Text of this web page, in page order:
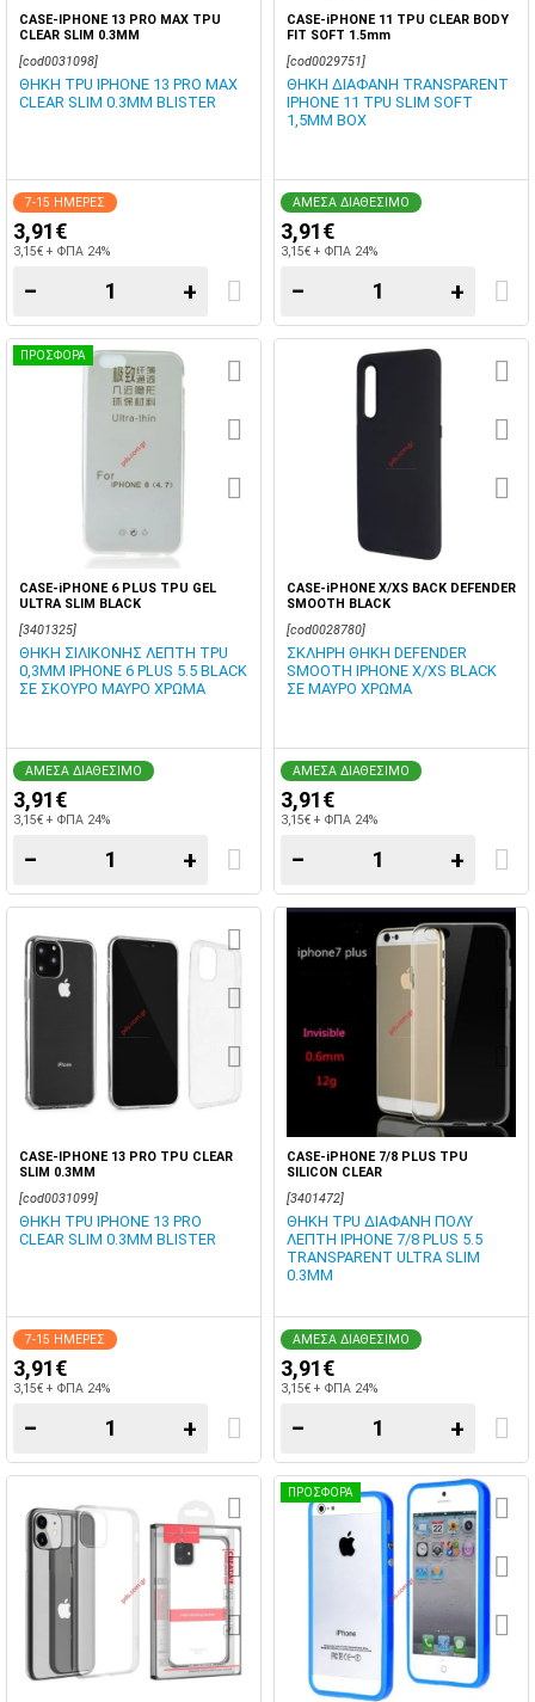
CASE-IPHONE 13 PRO MAX TPU
CLEAR SLIM 0.3MM
[cod0031098]
ΘΗΚΗ TPU IPHONE 13 PRO MAX
CLEAR SLIM 0.3MM BLISTER
7-15 ΗΜΕΡΕΣ
3,91€
3,15€ + ΦΠΑ 24%
− +
CASE-iPHONE 11 TPU CLEAR BODY
FIT SOFT 1.5mm
[cod0029751]
ΘΗΚΗ ΔΙΑΦΑΝΗ TRANSPARENT
IPHONE 11 TPU SLIM SOFT
1,5MM BOX
ΑΜΕΣΑ ΔΙΑΘΕΣΙΜΟ
3,91€
3,15€ + ΦΠΑ 24%
− +
ΠΡΟΣΦΟΡΑ
CASE-iPHONE 6 PLUS TPU GEL
ULTRA SLIM BLACK
[3401325]
ΘΗΚΗ ΣΙΛΙΚΟΝΗΣ ΛΕΠΤΗ TPU
0,3MM IPHONE 6 PLUS 5.5 BLACK
ΣΕ ΣΚΟΥΡΟ ΜΑΥΡΟ ΧΡΩΜΑ
ΑΜΕΣΑ ΔΙΑΘΕΣΙΜΟ
3,91€
3,15€ + ΦΠΑ 24%
− +
CASE-iPHONE X/XS BACK DEFENDER
SMOOTH BLACK
[cod0028780]
ΣΚΛΗΡΗ ΘΗΚΗ DEFENDER
SMOOTH IPHONE X/XS BLACK
ΣΕ ΜΑΥΡΟ ΧΡΩΜΑ
ΑΜΕΣΑ ΔΙΑΘΕΣΙΜΟ
3,91€
3,15€ + ΦΠΑ 24%
− +
CASE-IPHONE 13 PRO TPU CLEAR
SLIM 0.3MM
[cod0031099]
ΘΗΚΗ TPU IPHONE 13 PRO
CLEAR SLIM 0.3MM BLISTER
7-15 ΗΜΕΡΕΣ
3,91€
3,15€ + ΦΠΑ 24%
− +
CASE-iPHONE 7/8 PLUS TPU
SILICON CLEAR
[3401472]
ΘΗΚΗ TPU ΔΙΑΦΑΝΗ ΠΟΛΥ
ΛΕΠΤΗ IPHONE 7/8 PLUS 5.5
TRANSPARENT ULTRA SLIM
0.3MM
ΑΜΕΣΑ ΔΙΑΘΕΣΙΜΟ
3,91€
3,15€ + ΦΠΑ 24%
− +
ΠΡΟΣΦΟΡΑ